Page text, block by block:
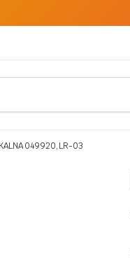
049920,LR-03